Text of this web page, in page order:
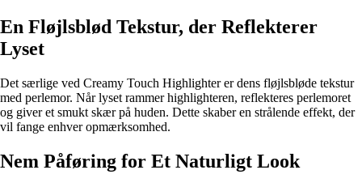
En Fløjlsblød Tekstur, der Reflekterer
Lyset
Det særlige ved Creamy Touch Highlighter er dens fløjlsbløde tekstur
med perlemor. Når lyset rammer highlighteren, reflekteres perlemoret
og giver et smukt skær på huden. Dette skaber en strålende effekt, der
vil fange enhver opmærksomhed.
Nem Påføring for Et Naturligt Look